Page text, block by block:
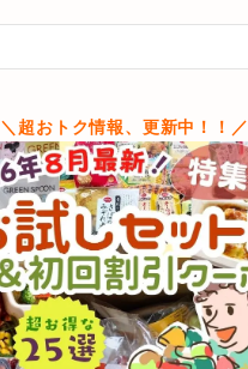
＼超おトク情報、更新中！！／